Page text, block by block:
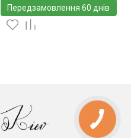
Передзамовлення 60 днів